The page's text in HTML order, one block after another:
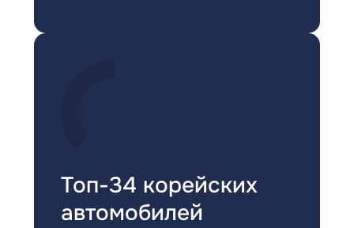
Топ-34 корейских
автомобилей